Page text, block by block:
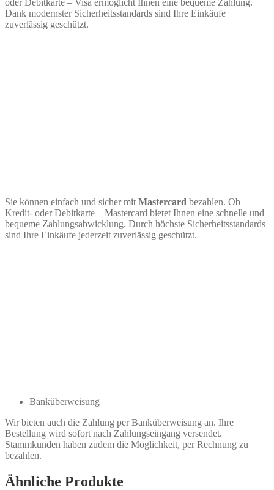
oder Debitkarte – Visa ermöglicht Ihnen eine bequeme Zahlung.
Dank modernster Sicherheitsstandards sind Ihre Einkäufe
zuverlässig geschützt.
Sie können einfach und sicher mit Mastercard bezahlen. Ob
Kredit- oder Debitkarte – Mastercard bietet Ihnen eine schnelle und
bequeme Zahlungsabwicklung. Durch höchste Sicherheitsstandards
sind Ihre Einkäufe jederzeit zuverlässig geschützt.
Banküberweisung
Wir bieten auch die Zahlung per Banküberweisung an. Ihre
Bestellung wird sofort nach Zahlungseingang versendet.
Stammkunden haben zudem die Möglichkeit, per Rechnung zu
bezahlen.
Ähnliche Produkte